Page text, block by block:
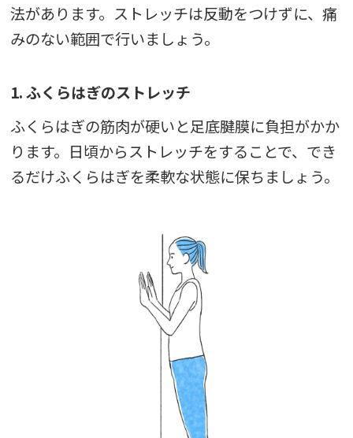
法があります。ストレッチは反動をつけずに、痛
みのない範囲で行いましょう。
1. ふくらはぎのストレッチ
ふくらはぎの筋肉が硬いと足底腱膜に負担がかか
ります。日頃からストレッチをすることで、でき
るだけふくらはぎを柔軟な状態に保ちましょう。